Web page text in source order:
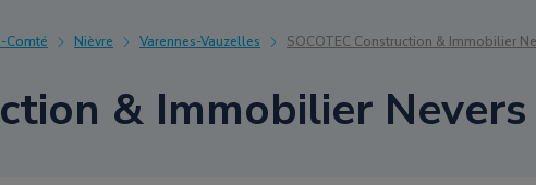
Comté Nièvre Varennes-Vauzelles SOCOTEC Construction & Immobilier
& Immobilier Nevers